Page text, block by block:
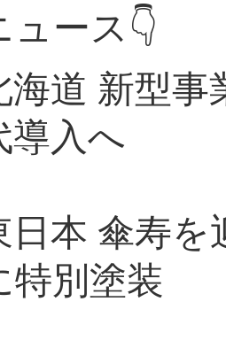
ース👇
海道 新型
導入へ
日本 傘寿
特別塗装